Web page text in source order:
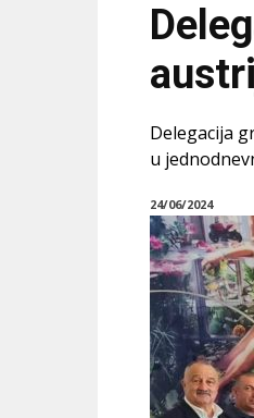
Delegacija
u
24/06/2024